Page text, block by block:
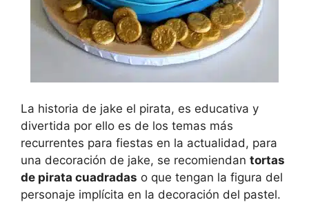
La historia de jake el pirata, es educativa y
divertida por ello es de los temas más
recurrentes para fiestas en la actualidad, para
una decoración de jake, se recomiendan tortas
de pirata cuadradas o que tengan la figura del
personaje implícita en la decoración del pastel.